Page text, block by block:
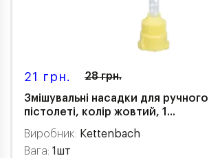
21 грн.
28 грн.
Змішувальні насадки для
пістолеті, колір жовтий, 1...
Виробник: Kettenbach
Вага: 1шт